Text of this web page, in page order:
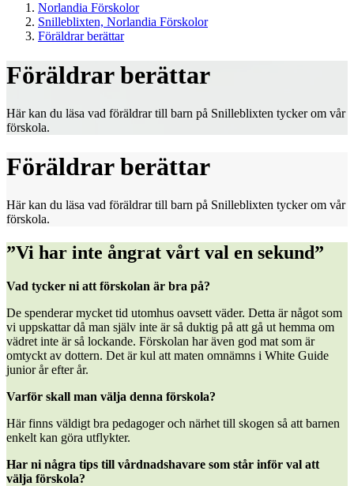
Norlandia Förskolor
Snilleblixten, Norlandia Förskolor
Föräldrar berättar
Föräldrar berättar
Här kan du läsa vad föräldrar till barn på Snilleblixten tycker om vår
förskola.
Föräldrar berättar
Här kan du läsa vad föräldrar till barn på Snilleblixten tycker om vår
förskola.
”Vi har inte ångrat vårt val en sekund”
Vad tycker ni att förskolan är bra på?
De spenderar mycket tid utomhus oavsett väder. Detta är något som
vi uppskattar då man själv inte är så duktig på att gå ut hemma om
vädret inte är så lockande. Förskolan har även god mat som är
omtyckt av dottern. Det är kul att maten omnämns i White Guide
junior år efter år.
Varför skall man välja denna förskola?
Här finns väldigt bra pedagoger och närhet till skogen så att barnen
enkelt kan göra utflykter.
Har ni några tips till vårdnadshavare som står inför val att
välja förskola?